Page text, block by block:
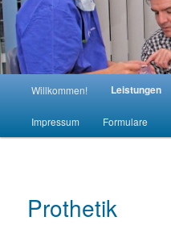
Willkommen! Leistungen
Impressum Formulare
Prothetik